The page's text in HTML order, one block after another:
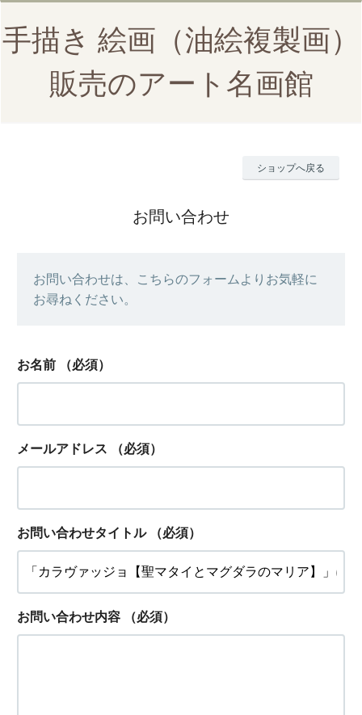
手描き 絵画（油絵複製画）
販売のアート名画館
ショップへ戻る
お問い合わせ
お問い合わせは、こちらのフォームよりお気軽に
お尋ねください。
お名前 （必須）
メールアドレス （必須）
お問い合わせタイトル （必須）
お問い合わせ内容 （必須）